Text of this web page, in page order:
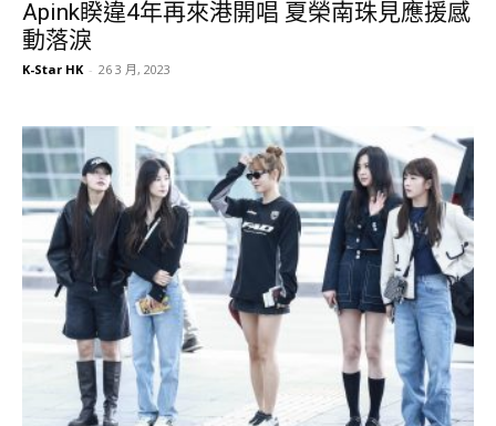
Apink睽違4年再來港開唱 夏榮南珠見應援感
動落淚
K-Star HK - 26 3 月, 2023